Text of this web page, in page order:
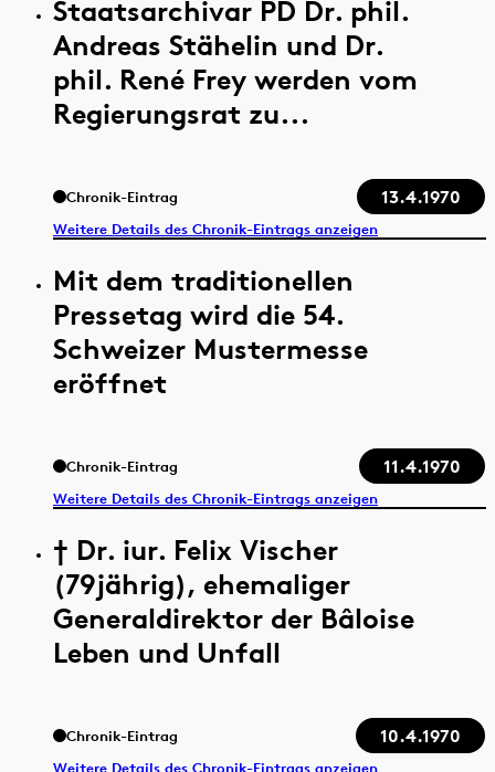
Staatsarchivar PD Dr. phil.
Andreas Stähelin und Dr.
phil. René Frey werden vom
Regierungsrat zu...
Chronik-Eintrag 13.4.1970
Weitere Details des Chronik-Eintrags anzeigen
Mit dem traditionellen
Pressetag wird die 54.
Schweizer Mustermesse
eröffnet
Chronik-Eintrag 11.4.1970
Weitere Details des Chronik-Eintrags anzeigen
† Dr. iur. Felix Vischer
(79jährig), ehemaliger
Generaldirektor der Bâloise
Leben und Unfall
Chronik-Eintrag 10.4.1970
Weitere Details des Chronik-Eintrags anzeigen